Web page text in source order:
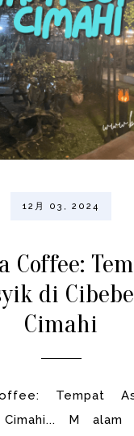
12月 03, 2024
Coffee:
di
Cimahi
Tempat
M alam